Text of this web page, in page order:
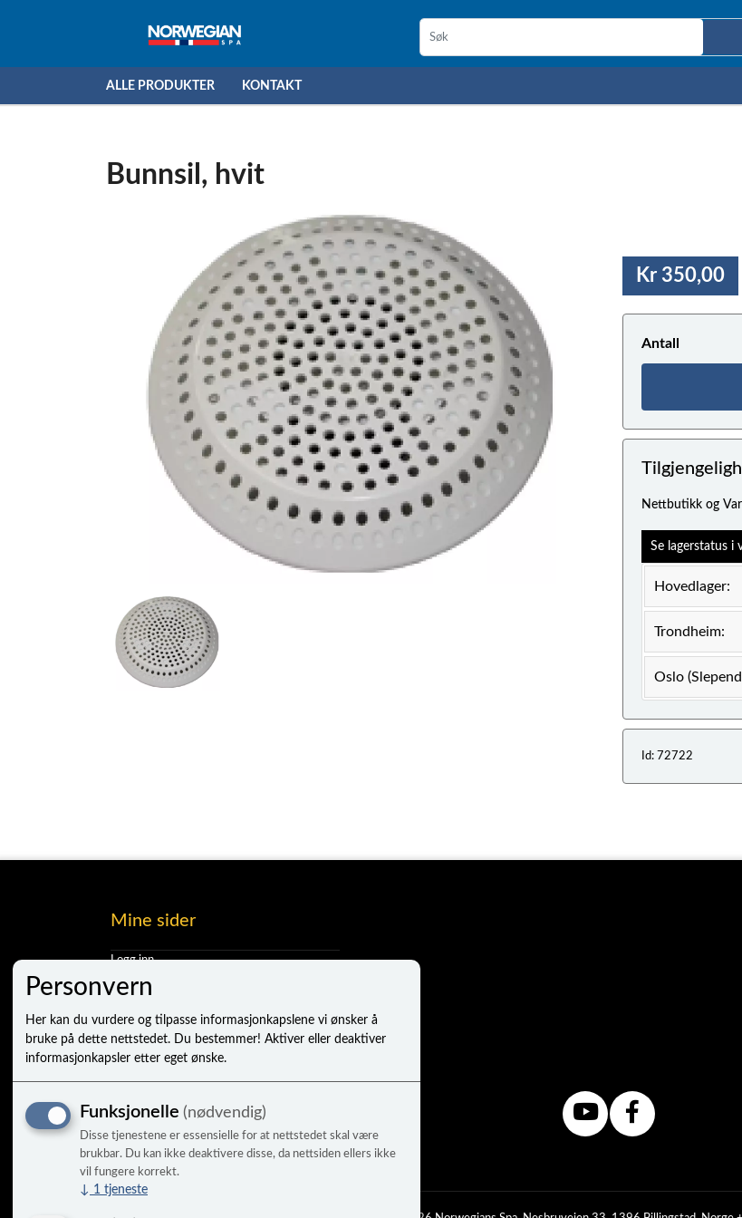
ALLE PRODUKTER KONTAKT
Bunnsil, hvit
Kr 350,00
Antall
Nettbutikk og
Se lagerstatus i
Hovedlager:
Trondheim:
Oslo
Id: 72722
Mine sider
Logg inn
Vilkår
Personvernerklæring
Administrer cookies
Personvern
Her kan du vurdere og tilpasse informasjonkapslene vi ønsker å
bruke på dette nettstedet. Du bestemmer! Aktiver eller deaktiver
informasjonkapsler etter eget ønske.
Funksjonelle (nødvendig)
Disse tjenestene er essensielle for at nettstedet skal være
brukbar. Du kan ikke deaktivere disse, da nettsiden ellers ikke
vil fungere korrekt.
↓ 1 tjeneste